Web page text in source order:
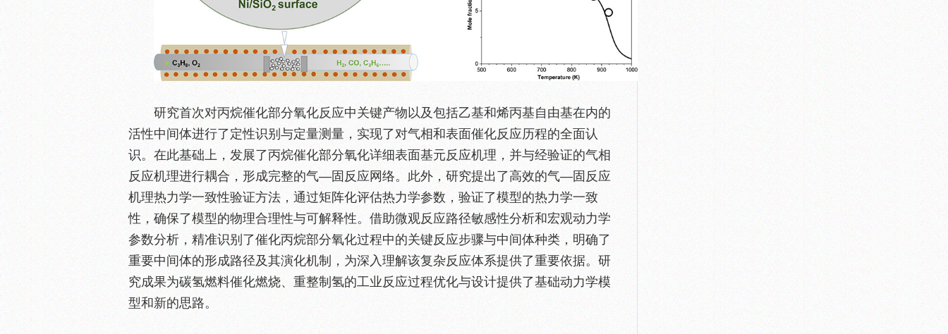
研究首次对丙烷催化部分氧化反应中关键产物以及包括乙基和烯丙基自由基在内的
活性中间体进行了定性识别与定量测量，实现了对气相和表面催化反应历程的全面认
识。在此基础上，发展了丙烷催化部分氧化详细表面基元反应机理，并与经验证的气相
反应机理进行耦合，形成完整的气—固反应网络。此外，研究提出了高效的气—固反应
机理热力学一致性验证方法，通过矩阵化评估热力学参数，验证了模型的热力学一致
性，确保了模型的物理合理性与可解释性。借助微观反应路径敏感性分析和宏观动力学
参数分析，精准识别了催化丙烷部分氧化过程中的关键反应步骤与中间体种类，明确了
重要中间体的形成路径及其演化机制，为深入理解该复杂反应体系提供了重要依据。研
究成果为碳氢燃料催化燃烧、重整制氢的工业反应过程优化与设计提供了基础动力学模
型和新的思路。